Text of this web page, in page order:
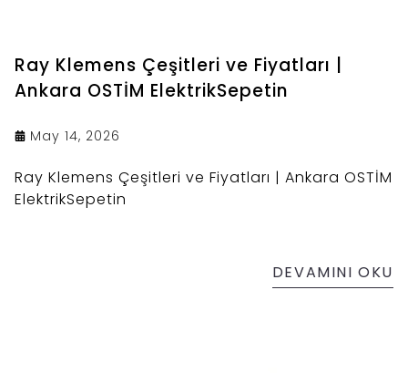
Ray Klemens Çeşitleri ve Fiyatları |
Ankara OSTİM ElektrikSepetin
May 14, 2026
Ray Klemens Çeşitleri ve Fiyatları | Ankara OSTİM
ElektrikSepetin
DEVAMINI OKU